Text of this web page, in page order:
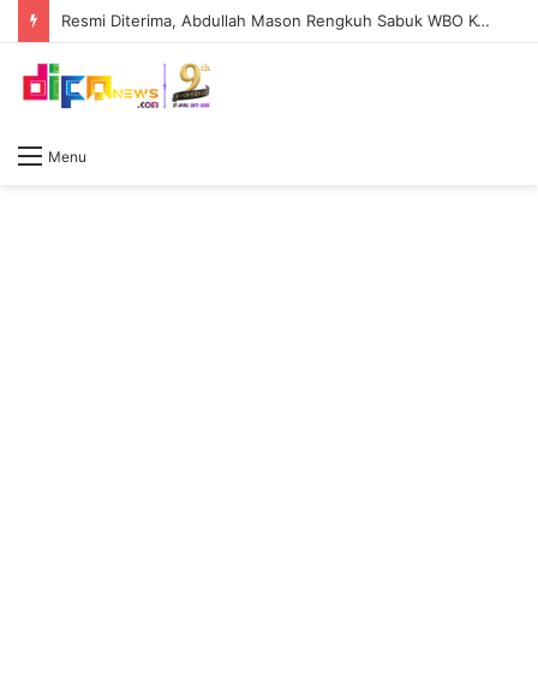
Bentengi Generasi Muda dari Deepfake hingga Judi Online, Polda Sumsel Latih 159 Personel AI
Menu